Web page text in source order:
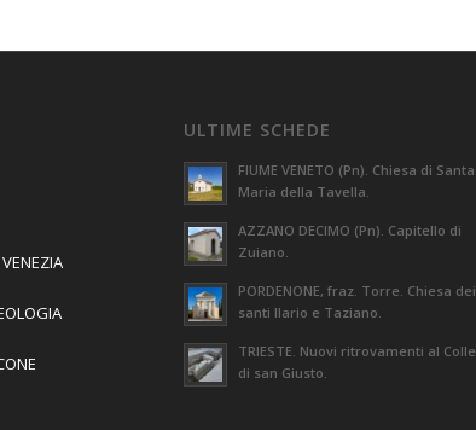
ULTIME SCHEDE
FIUME VENETO (Pn). Chiesa di Santa
Maria della Tavella.
AZZANO DECIMO (Pn). Capitello di
Zuiano.
PORDENONE, fraz. Torre. Chiesa dei
santi Ilario e Taziano.
TRIESTE. Nuovi ritrovamenti al Colle
di san Giusto.